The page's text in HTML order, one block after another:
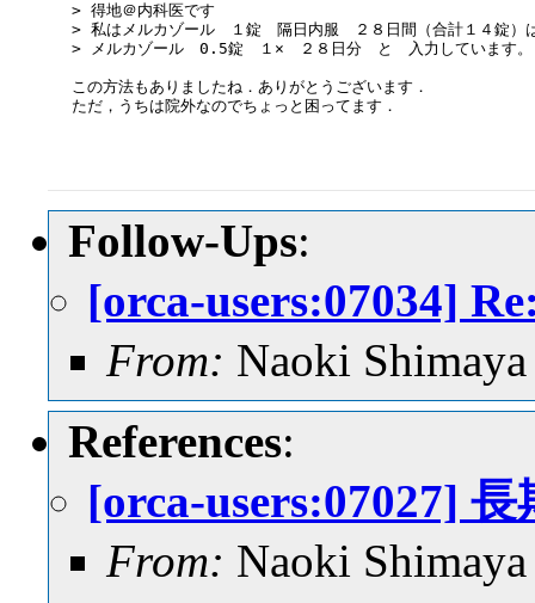
> 得地＠内科医です
> 私はメルカゾール　１錠　隔日内服　２８日間（合計１４錠）
> メルカゾール　0.5錠　１×　２８日分　と　入力しています。
この方法もありましたね．ありがとうございます．
ただ，うちは院外なのでちょっと困ってます．
Follow-Ups:
[orca-users:07034]
From: Naoki Shimaya
References:
[orca-users:07027]
From: Naoki Shimaya